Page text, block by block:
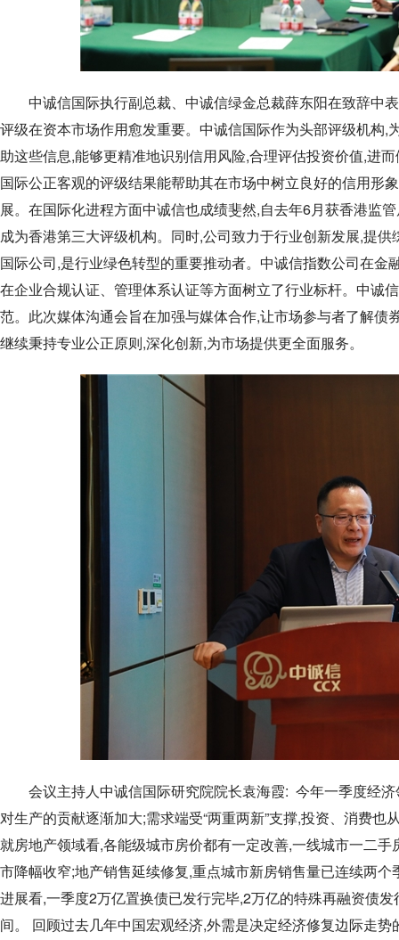
中诚信国际执行副总裁、中诚信绿金总裁薛东阳在致辞中
评级在资本市场作用愈发重要。中诚信国际作为头部评级机构
助这些信息,能够更精准地识别信用风险,合理评估投资价值,进
国际公正客观的评级结果能帮助其在市场中树立良好的信用形
展。在国际化进程方面中诚信也成绩斐然,自去年6月获香港监
成为香港第三大评级机构。同时,公司致力于行业创新发展,提
国际公司,是行业绿色转型的重要推动者。中诚信指数公司在
在企业合规认证、管理体系认证等方面树立了行业标杆。中诚
范。此次媒体沟通会旨在加强与媒体合作,让市场参与者了解
继续秉持专业公正原则,深化创新,为市场提供更全面服务。
会议主持人中诚信国际研究院院长袁海霞: 今年一季度经
对生产的贡献逐渐加大;需求端受“两重两新”支撑,投资、消费
就房地产领域看,各能级城市房价都有一定改善,一线城市一二
市降幅收窄;地产销售延续修复,重点城市新房销售量已连续两
进展看,一季度2万亿置换债已发行完毕,2万亿的特殊再融资债
间。 回顾过去几年中国宏观经济,外需是决定经济修复边际走